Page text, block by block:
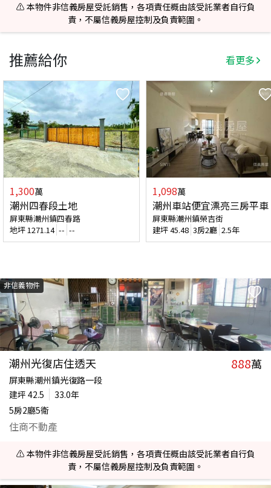
⚠️ 本物件非信義房屋受託銷售，各項責任概由該受託業者自行負
責，不屬信義房屋控制及負責範圍。
推薦給你 看更多
1,300萬
潮州四春段土地
屏東縣潮州鎮四春路
地坪1271.14 -- --
1,098萬
潮州車站便宜漂亮三房平車
屏東縣潮州鎮榮吉街
建坪45.48 3房2廳 2.5年
非信義物件
潮州光復店住透天 888萬
屏東縣潮州鎮光復路一段
建坪 42.5
33.0年
5房2廳5衛
住商不動產
⚠️ 本物件非信義房屋受託銷售，各項責任概由該受託業者自行負
責，不屬信義房屋控制及負責範圍。